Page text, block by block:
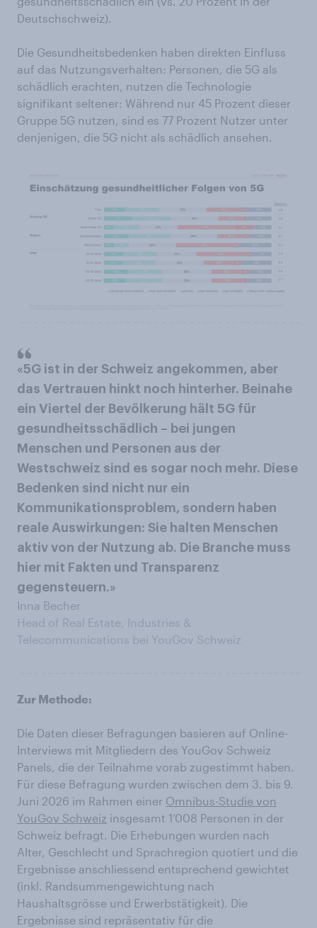
Deutschschweiz).
Die Gesundheitsbedenken haben direkten Einfluss
auf das Nutzungsverhalten: Personen, die 5G als
schädlich erachten, nutzen die Technologie
signifikant seltener: Während nur 45 Prozent dieser
Gruppe 5G nutzen, sind es 77 Prozent Nutzer unter
denjenigen, die 5G nicht als schädlich ansehen.
«5G ist in der Schweiz angekommen, aber
das Vertrauen hinkt noch hinterher. Beinahe
ein Viertel der Bevölkerung hält 5G für
gesundheitsschädlich – bei jungen
Menschen und Personen aus der
Westschweiz sind es sogar noch mehr. Diese
Bedenken sind nicht nur ein
Kommunikationsproblem, sondern haben
reale Auswirkungen: Sie halten Menschen
aktiv von der Nutzung ab. Die Branche muss
hier mit Fakten und Transparenz
gegensteuern.»
Inna Becher
Head of Real Estate, Industries &
Telecommunications bei YouGov Schweiz
Zur Methode:
Die Daten dieser Befragungen basieren auf Online-
Interviews mit Mitgliedern des YouGov Schweiz
Panels, die der Teilnahme vorab zugestimmt haben.
Für diese Befragung wurden zwischen dem 3. bis 9.
Juni 2026 im Rahmen einer Omnibus-Studie von
YouGov Schweiz insgesamt 1‘008 Personen in der
Schweiz befragt. Die Erhebungen wurden nach
Alter, Geschlecht und Sprachregion quotiert und die
Ergebnisse anschliessend entsprechend gewichtet
(inkl. Randsummengewichtung nach
Haushaltsgrösse und Erwerbstätigkeit). Die
Ergebnisse sind repräsentativ für die